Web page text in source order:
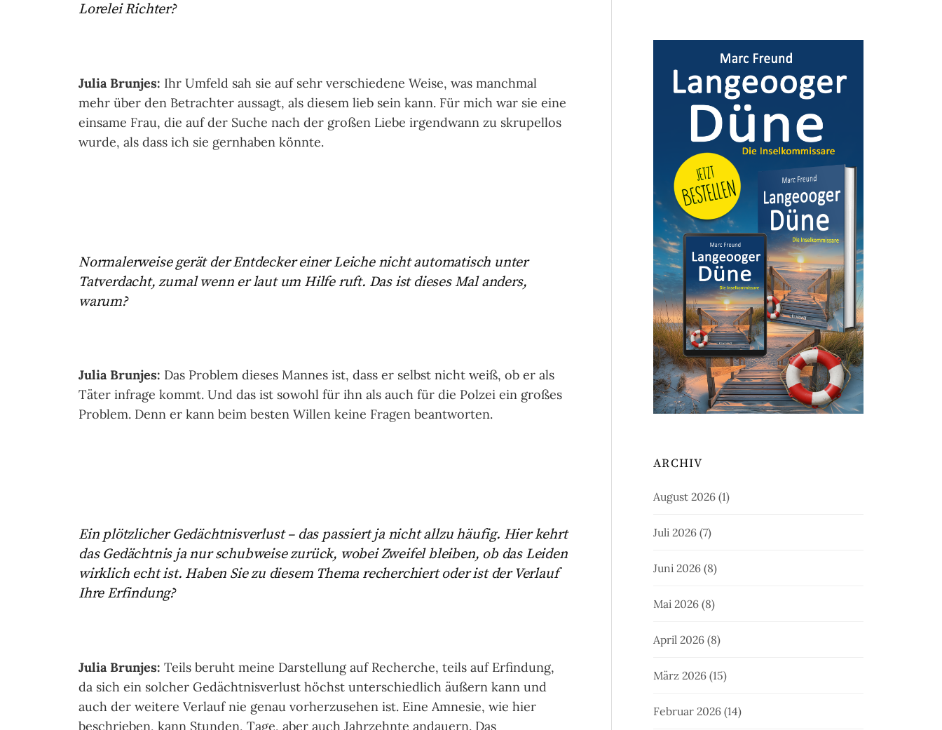
Lorelei Richter?
Julia Brunjes: Ihr Umfeld sah sie auf sehr verschiedene Weise, was manchmal
mehr über den Betrachter aussagt, als diesem lieb sein kann. Für mich war sie eine
einsame Frau, die auf der Suche nach der großen Liebe irgendwann zu skrupellos
wurde, als dass ich sie gernhaben könnte.
Normalerweise gerät der Entdecker einer Leiche nicht automatisch unter
Tatverdacht, zumal wenn er laut um Hilfe ruft. Das ist dieses Mal anders,
warum?
Julia Brunjes: Das Problem dieses Mannes ist, dass er selbst nicht weiß, ob er als
Täter infrage kommt. Und das ist sowohl für ihn als auch für die Polzei ein großes
Problem. Denn er kann beim besten Willen keine Fragen beantworten.
Ein plötzlicher Gedächtnisverlust – das passiert ja nicht allzu häufig. Hier kehrt
das Gedächtnis ja nur schubweise zurück, wobei Zweifel bleiben, ob das Leiden
wirklich echt ist. Haben Sie zu diesem Thema recherchiert oder ist der Verlauf
Ihre Erfindung?
Julia Brunjes: Teils beruht meine Darstellung auf Recherche, teils auf Erfindung,
da sich ein solcher Gedächtnisverlust höchst unterschiedlich äußern kann und
auch der weitere Verlauf nie genau vorherzusehen ist. Eine Amnesie, wie hier
beschrieben, kann Stunden, Tage, aber auch Jahrzehnte andauern. Das
ARCHIV
August 2026 (1)
Juli 2026 (7)
Juni 2026 (8)
Mai 2026 (8)
April 2026 (8)
März 2026 (15)
Februar 2026 (14)